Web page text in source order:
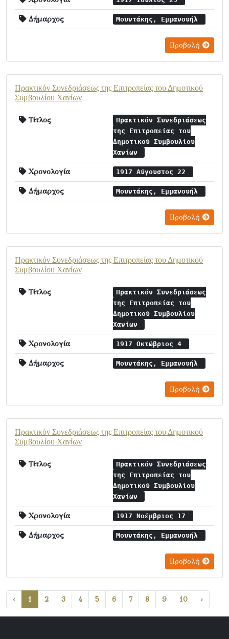
Δήμαρχος Μουντάκης, Εμμανουήλ
Προβολή
Πρακτικόν Συνεδριάσεως της Επιτροπείας του Δημοτικού
Συμβουλίου Χανίων
Τίτλος
Πρακτικόν Συνεδριάσεως
της Επιτροπείας του
Δημοτικού Συμβουλίου
Χανίων
Χρονολογία 1917 Αύγουστος 22
Δήμαρχος Μουντάκης, Εμμανουήλ
Προβολή
Πρακτικόν Συνεδριάσεως της Επιτροπείας του Δημοτικού
Συμβουλίου Χανίων
Τίτλος
Πρακτικόν Συνεδριάσεως
της Επιτροπείας του
Δημοτικού Συμβουλίου
Χανίων
Χρονολογία 1917 Οκτώβριος 4
Δήμαρχος Μουντάκης, Εμμανουήλ
Προβολή
Πρακτικόν Συνεδριάσεως της Επιτροπείας του Δημοτικού
Συμβουλίου Χανίων
Τίτλος
Πρακτικόν Συνεδριάσεως
της Επιτροπείας του
Δημοτικού Συμβουλίου
Χανίων
Χρονολογία 1917 Νοέμβριος 17
Δήμαρχος Μουντάκης, Εμμανουήλ
Προβολή
‹ 1 2 3 4 5 6 7 8 9 10 ›